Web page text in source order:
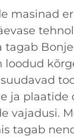
masinad
tagab
loodud
ja plaatide
vajadusi.
tagab